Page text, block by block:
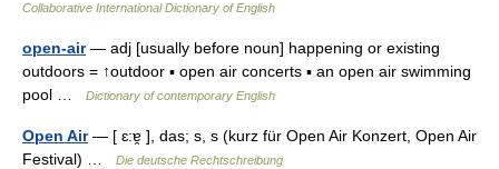
Collaborative International Dictionary of English
open-air— adj [usually before noun] happening or existing
outdoors = ↑outdoor ▪ open air concerts ▪ an open air swimming
pool …
Dictionary of contemporary English
Open Air— [ ɛ:ɐ̯ ], das; s, s (kurz für Open Air Konzert, Open Air
Festival) …
Die deutsche Rechtschreibung